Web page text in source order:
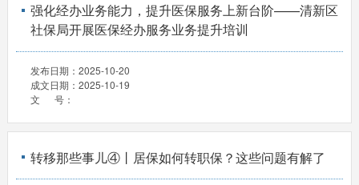
强化经办业务能力，提升医保服务上新台阶——清新区
社保局开展医保经办服务业务提升培训
发布日期： 2025-10-20
成文日期： 2025-10-19
文 号：
转移那些事儿④丨居保如何转职保？这些问题有解了